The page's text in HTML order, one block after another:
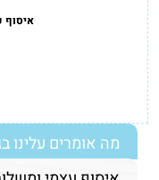
איסוף
מה אומרים עלינו